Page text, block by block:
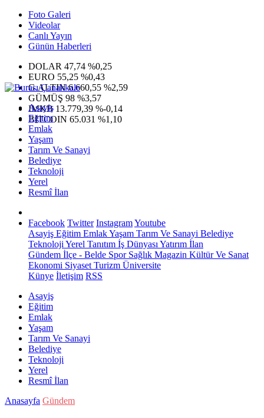
Foto Galeri
Videolar
Canlı Yayın
Günün Haberleri
DOLAR 47,74 %0,25
EURO 55,25 %0,43
G.ALTIN6.660,55 %2,59
GÜMÜŞ 98 %3,57
IMKB 13.779,39 %-0,14
BITCOIN 65.031 %1,10
Asayiş
Eğitim
Emlak
Yaşam
Tarım Ve Sanayi
Belediye
Teknoloji
Yerel
Resmî İlan
Facebook Twitter InstagramYoutube
Asayiş Eğitim EmlakYaşam Tarım Ve Sanayi Belediye
Teknoloji Yerel Tanıtım İş Dünyası Yatırım İlan
Gündem İlçe - Belde SporSağlık Magazin Kültür Ve Sanat
Ekonomi Siyaset Turizm Üniversite
Künye İletişim RSS
Asayiş
Eğitim
Emlak
Yaşam
Tarım Ve Sanayi
Belediye
Teknoloji
Yerel
Resmî İlan
Anasayfa Gündem